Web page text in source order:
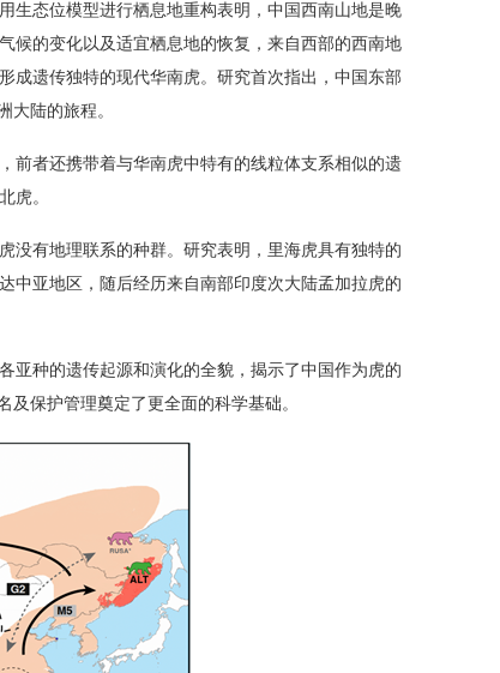
生态位模型进行栖息地重构表明，中国西南山地是晚
候的变化以及适宜栖息地的恢复，来自西部的西南地
成遗传独特的现代华南虎。研究首次指出，中国东部
大陆的旅程。
前者还携带着与华南虎中特有的线粒体支系相似的遗
虎。
没有地理联系的种群。研究表明，里海虎具有独特的
中亚地区，随后经历来自南部印度次大陆孟加拉虎的
亚种的遗传起源和演化的全貌，揭示了中国作为虎的
保护管理奠定了更全面的科学基础。